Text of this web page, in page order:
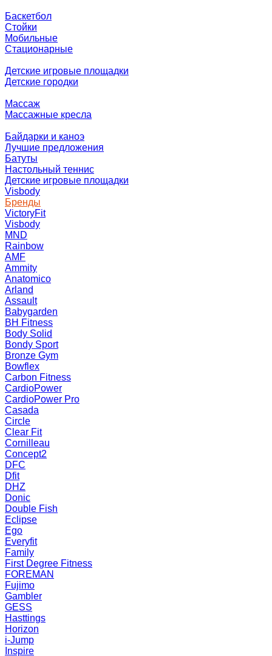
Баскетбол
Стойки
Мобильные
Стационарные
Детские игровые площадки
Детские городки
Массаж
Массажные кресла
Байдарки и каноэ
Лучшие предложения
Батуты
Настольный теннис
Детские игровые площадки
Visbody
Бренды
VictoryFit
Visbody
MND
Rainbow
AMF
Ammity
Anatomico
Arland
Assault
Babygarden
BH Fitness
Body Solid
Bondy Sport
Bronze Gym
Bowflex
Carbon Fitness
CardioPower
CardioPower Pro
Casada
Circle
Clear Fit
Cornilleau
Concept2
DFC
Dfit
DHZ
Donic
Double Fish
Eclipse
Ego
Everyfit
Family
First Degree Fitness
FOREMAN
Fujimo
Gambler
GESS
Hasttings
Horizon
i-Jump
Inspire